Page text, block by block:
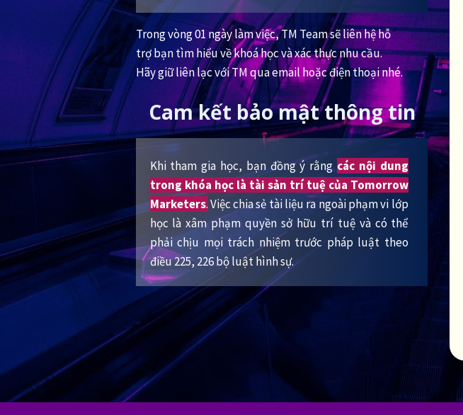
Khi tham gia học, bạn đồng ý rằng các nội dung
trong khóa học là tài sản trí tuệ của Tomorrow
Marketers.Việc chia sẻ tài liệu ra ngoài phạm vi lớp
học là xâm phạm quyền sở hữu trí tuệ và có thể
phải chịu mọi trách nhiệm trước pháp luật theo
điều 225, 226 bộ luật hình sự.
Cam kết bảo mật thông tin
Trong vòng 01 ngày làm việc, TM Team sẽ liên hệ hỗ
trợ bạn tìm hiểu về khoá học và xác thực nhu cầu.
Hãy giữ liên lạc với TM qua email hoặc điện thoại nhé.